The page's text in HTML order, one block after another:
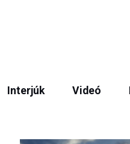
Interjúk Videó